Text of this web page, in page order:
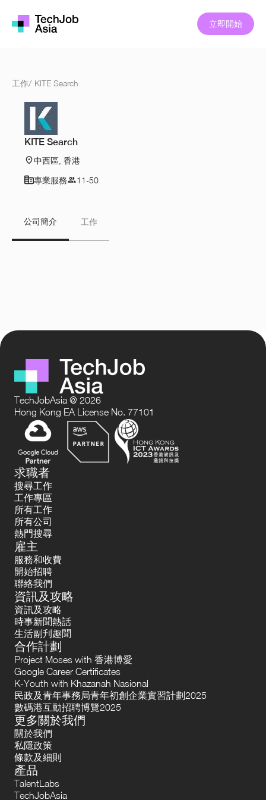
立即開始
工作/ KITE Search
KITE Search
中西區, 香港
專業服務
11-50
公司簡介 工作
TechJobAsia @ 2026
Hong Kong EA License No. 77101
求職者
搜尋工作
工作專區
所有工作
所有公司
熱門搜尋
雇主
服務和收費
開始招聘
聯絡我們
資訊及攻略
資訊及攻略
時事新聞熱話
生活副刋趣聞
合作計劃
Project Moses with 香港博愛
Google Career Certificates
K-Youth with Khazanah Nasional
民政及青年事務局青年初創企業實習計劃2025
數碼港互動招聘博覽2025
更多關於我們
關於我們
私隱政策
條款及細則
產品
TalentLabs
TechJobAsia